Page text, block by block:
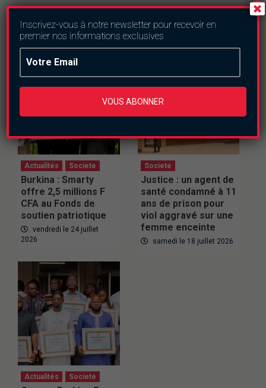
Articles du même genre
Actualités Societe
Burkina : Smarty
offre 2,5 millions F
CFA au Fonds de
soutien patriotique
vendredi le 24 juillet
2026
Societe
Justice : un agent de
santé condamné à 11
ans de prison pour
viol aggravé sur une
femme enceinte
samedi le 18 juillet 2026
Actualités Societe
Inscrivez-vous à notre newsletter pour recevoir en
premier nos informations exclusives
VOUS ABONNER